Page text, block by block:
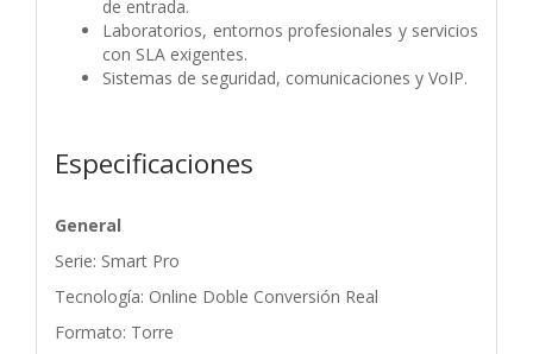
de entrada.
Laboratorios, entornos profesionales y servicios
con SLA exigentes.
Sistemas de seguridad, comunicaciones y VoIP.
Especificaciones
General
Serie: Smart Pro
Tecnología: Online Doble Conversión Real
Formato: Torre